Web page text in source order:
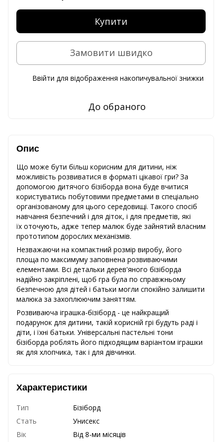
Купити
Замовити швидко
Ввійти для відображення накопичувальної знижки
До обраного
Опис
Що може бути більш корисним для дитини, ніж
можливість розвиватися в форматі цікавої гри? За
допомогою дитячого бізіборда вона буде вчитися
користуватись побутовими предметами в спеціально
організованому для цього середовищі. Такого спосіб
навчання безпечний і для діток, і для предметів, які
їх оточують, адже тепер малюк буде зайнятий власним
прототипом дорослих механізмів.
Незважаючи на компактний розмір виробу, його
площа по максимуму заповнена розвиваючими
елементами. Всі детальки дерев'яного бізіборда
надійно закріплені, щоб гра була по справжньому
безпечною для дітей і батьки могли спокійно залишити
малюка за захоплюючим заняттям.
Розвиваюча іграшка-бізіборд - це найкращий
подарунок для дитини, такій корисній грі будуть раді і
діти, і їхні батьки. Універсальні пастельні тони
бізіборда роблять його підходящим варіантом іграшки
як для хлопчика, так і для дівчинки.
Характеристики
Тип
Бізіборд
Стать
Унисекс
Вік
Від 8-ми місяців